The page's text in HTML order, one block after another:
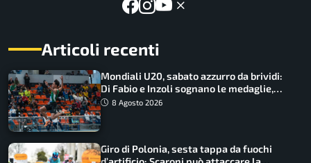
Articoli recenti
Mondiali U20, sabato azzurro da brividi:
Di Fabio e Inzoli sognano le medaglie,
Castellani e Succo in finale
8 Agosto 2026
Giro di Polonia, sesta tappa da fuochi